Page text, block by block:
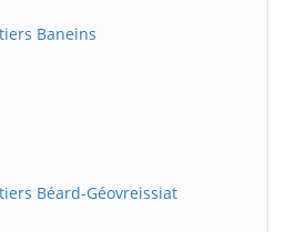
Baneins
Béard-Géovreissiat